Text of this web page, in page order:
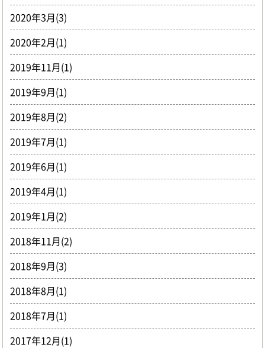
2020年3月(3)
2020年2月(1)
2019年11月(1)
2019年9月(1)
2019年8月(2)
2019年7月(1)
2019年6月(1)
2019年4月(1)
2019年1月(2)
2018年11月(2)
2018年9月(3)
2018年8月(1)
2018年7月(1)
2017年12月(1)